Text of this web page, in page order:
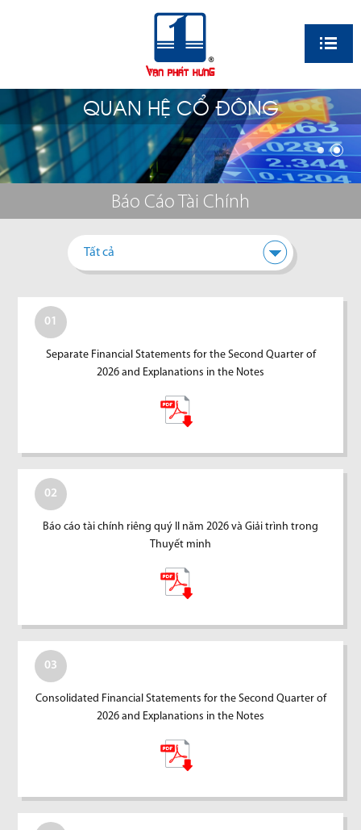
QUAN HỆ CỔ ĐÔNG
Báo Cáo Tài Chính
Tất cả
01
Separate Financial Statements for the Second Quarter of
2026 and Explanations in the Notes
02
Báo cáo tài chính riêng quý II năm 2026 và Giải trình trong
Thuyết minh
03
Consolidated Financial Statements for the Second Quarter of
2026 and Explanations in the Notes